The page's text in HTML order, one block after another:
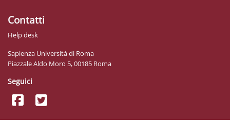
Contatti
Help desk
Sapienza Università di Roma
Piazzale Aldo Moro 5, 00185 Roma
Seguici